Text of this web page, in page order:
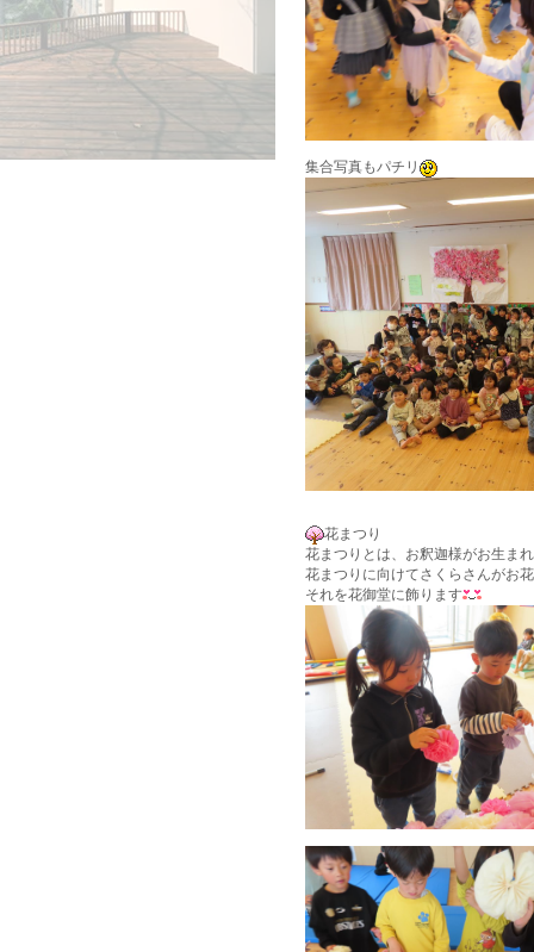
集合写真もパチリ
花まつり
花まつりとは、お釈迦様がお生ま
花まつりに向けてさくらさんがお
それを花御堂に飾ります